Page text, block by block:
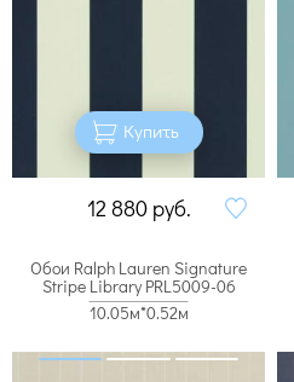
Купить
12 880 руб.
Обои Ralph Lauren Signature
Stripe Library PRL5009-06
10.05м*0.52м